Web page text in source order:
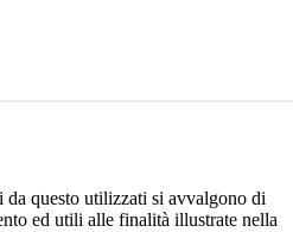
questo utilizzati si avvalgono di
ed utili alle finalità illustrate nella